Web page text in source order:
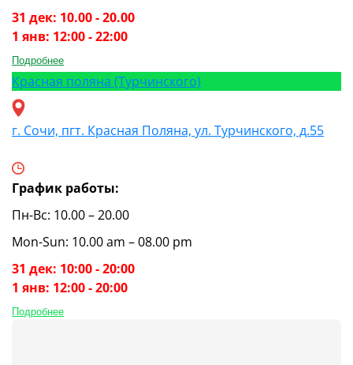
31 дек: 10.00 - 20.00
1 янв: 12:00 - 22:00
Подробнее
Красная поляна (Турчинского)
г. Сочи, пгт. Красная Поляна, ул. Турчинского, д.55
График работы:
Пн-Вс: 10.00 – 20.00
Mon-Sun: 10.00 am – 08.00 pm
31 дек: 10:00 - 20:00
1 янв: 12:00 - 20:00
Подробнее